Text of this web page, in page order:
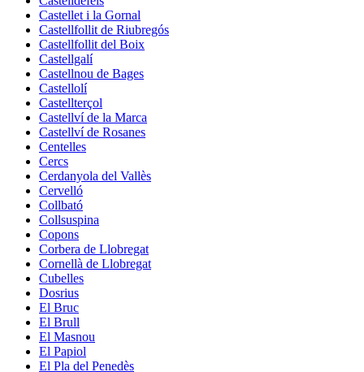
Castellet i la Gornal
Castellfollit de Riubregós
Castellfollit del Boix
Castellgalí
Castellnou de Bages
Castellolí
Castellterçol
Castellví de la Marca
Castellví de Rosanes
Centelles
Cercs
Cerdanyola del Vallès
Cervelló
Collbató
Collsuspina
Copons
Corbera de Llobregat
Cornellà de Llobregat
Cubelles
Dosrius
El Bruc
El Brull
El Masnou
El Papiol
El Pla del Penedès